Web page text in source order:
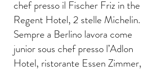
chef presso il Fischer Friz in the
Regent Hotel, 2 stelle Michelin.
Sempre a Berlino lavora come
junior sous chef presso l’Adlon
Hotel, ristorante Essen Zimmer,